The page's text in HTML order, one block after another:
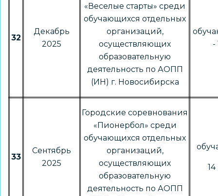
32
Декабрь
2025
«Веселые старты» среди
обучающихся отдельных
организаций,
осуществляющих
образовательную
деятельность по АОПП
(ИН) г. Новосибирска
-
33
Сентябрь
2025
Городские соревнования
«Пионербол» среди
обучающихся отдельных
организаций,
осуществляющих
образовательную
деятельность по АОПП
14